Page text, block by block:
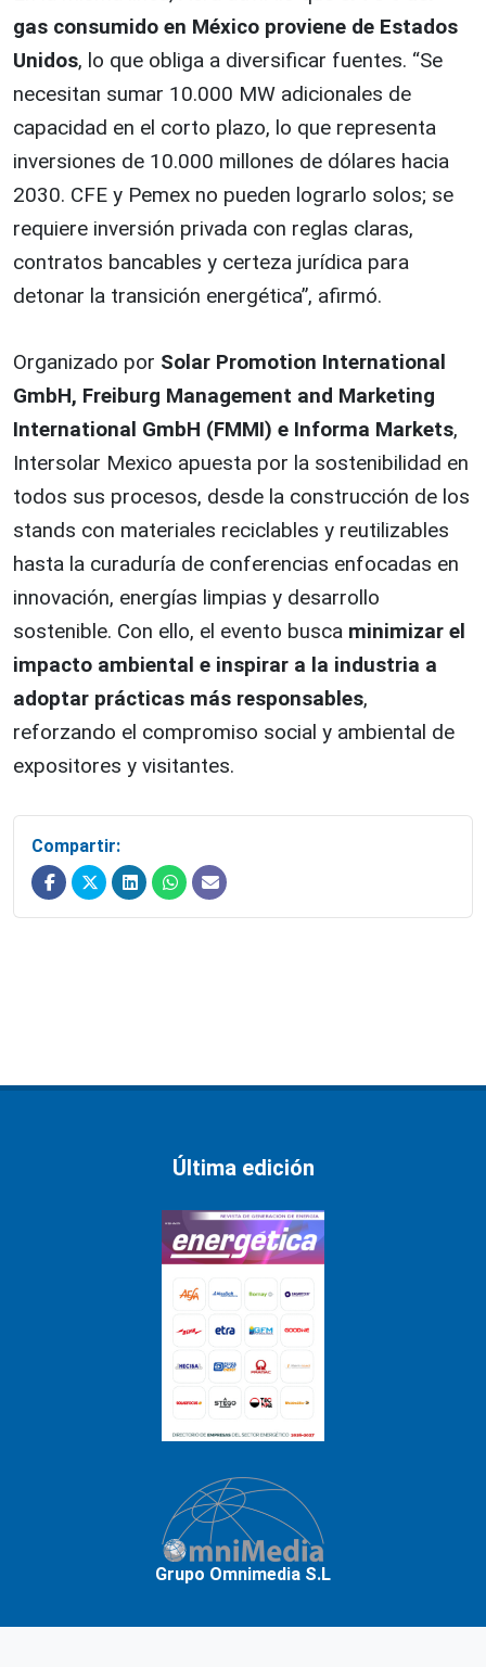
gas consumido en México proviene de Estados
Unidos, lo que obliga a diversificar fuentes. “Se
necesitan sumar 10.000 MW adicionales de
capacidad en el corto plazo, lo que representa
inversiones de 10.000 millones de dólares hacia
2030. CFE y Pemex no pueden lograrlo solos; se
requiere inversión privada con reglas claras,
contratos bancables y certeza jurídica para
detonar la transición energética”, afirmó.
Organizado por Solar Promotion International
GmbH, Freiburg Management and Marketing
International GmbH (FMMI) e Informa Markets,
Intersolar Mexico apuesta por la sostenibilidad en
todos sus procesos, desde la construcción de los
stands con materiales reciclables y reutilizables
hasta la curaduría de conferencias enfocadas en
innovación, energías limpias y desarrollo
sostenible. Con ello, el evento busca minimizar el
impacto ambiental e inspirar a la industria a
adoptar prácticas más responsables,
reforzando el compromiso social y ambiental de
expositores y visitantes.
Compartir:
Última edición
Grupo Omnimedia S.L